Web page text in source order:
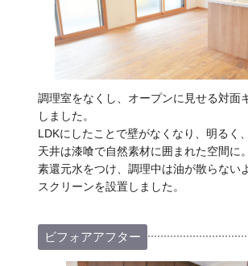
調理室をなくし、オープンに見せる対面
しました。
LDKにしたことで壁がなくなり、明るく
天井は漆喰で自然素材に囲まれた空間に
素還元水をつけ、調理中は油が散らない
スクリーンを設置しました。
ビフォアアフター